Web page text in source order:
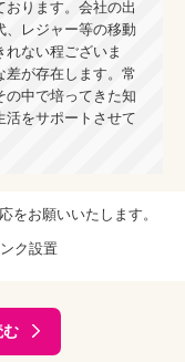
おります。会社の出
、レジャー等の移動
ない程ございま
差が存在します。常
の中で培ってきた知
活をサポートさせて
をお願いいたします。
ク設置